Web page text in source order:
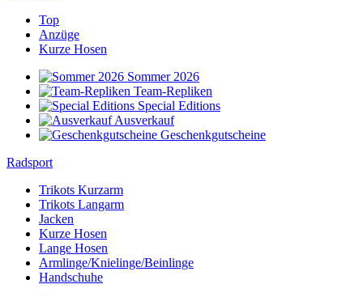
Top
Anzüge
Kurze Hosen
Sommer 2026
Team-Repliken
Special Editions
Ausverkauf
Geschenkgutscheine
Radsport
Trikots Kurzarm
Trikots Langarm
Jacken
Kurze Hosen
Lange Hosen
Armlinge/Knielinge/Beinlinge
Handschuhe